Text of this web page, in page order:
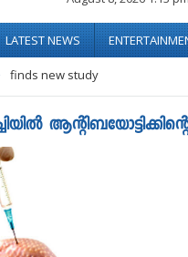
LATEST NEWS
finds new study